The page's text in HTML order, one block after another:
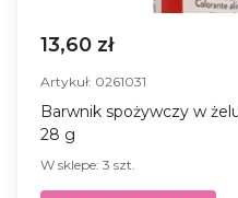
13,60 zł
Artykuł: 0261031
Barwnik spożywczy w
28 g
W sklepe: 3 szt.